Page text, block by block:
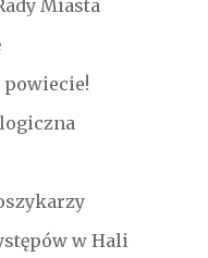
Miasta
w Hali